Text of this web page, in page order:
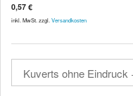
0,57 €
inkl. MwSt. zzgl. Versandkosten